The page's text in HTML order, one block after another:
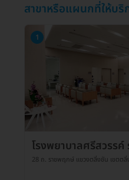
สาขาหรือแผนกที่ให้บริ
1
โรงพยาบาลศรีสวรร
28 ถ. ราชพฤกษ์ แขวงตลิ่งชัน เขตต